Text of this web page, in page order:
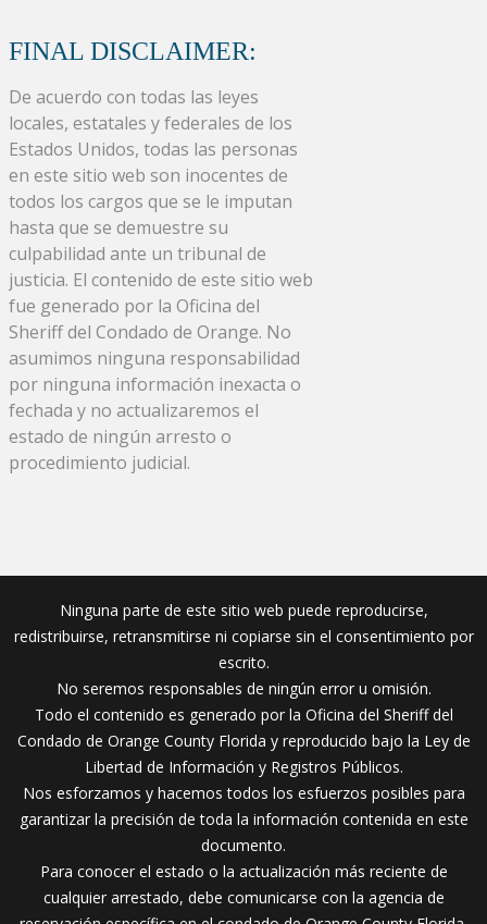
FINAL DISCLAIMER:
De acuerdo con todas las leyes
locales, estatales y federales de los
Estados Unidos, todas las personas
en este sitio web son inocentes de
todos los cargos que se le imputan
hasta que se demuestre su
culpabilidad ante un tribunal de
justicia. El contenido de este sitio web
fue generado por la Oficina del
Sheriff del Condado de Orange. No
asumimos ninguna responsabilidad
por ninguna información inexacta o
fechada y no actualizaremos el
estado de ningún arresto o
procedimiento judicial.
Ninguna parte de este sitio web puede reproducirse,
redistribuirse, retransmitirse ni copiarse sin el consentimiento por
escrito.
No seremos responsables de ningún error u omisión.
Todo el contenido es generado por la Oficina del Sheriff del
Condado de Orange County Florida y reproducido bajo la Ley de
Libertad de Información y Registros Públicos.
Nos esforzamos y hacemos todos los esfuerzos posibles para
garantizar la precisión de toda la información contenida en este
documento.
Para conocer el estado o la actualización más reciente de
cualquier arrestado, debe comunicarse con la agencia de